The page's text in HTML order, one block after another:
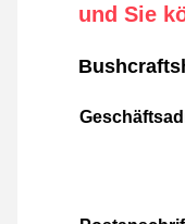
und Sie